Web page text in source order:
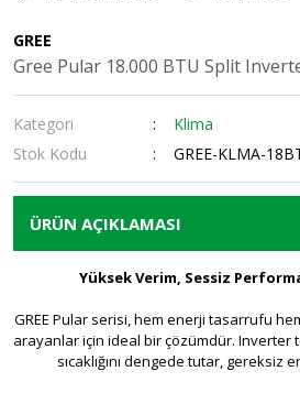
GREE
Gree Pular 18.000 BTU Split
Kategori
Klima
Stok Kodu
GREE-KLMA-
ÜRÜN AÇIKLAMASI
Yüksek Verim, Sessiz
GREE Pular serisi, hem enerji tasarrufu
arayanlar için ideal bir çözümdür. Inverter
sıcaklığını dengede tutar, gereksiz